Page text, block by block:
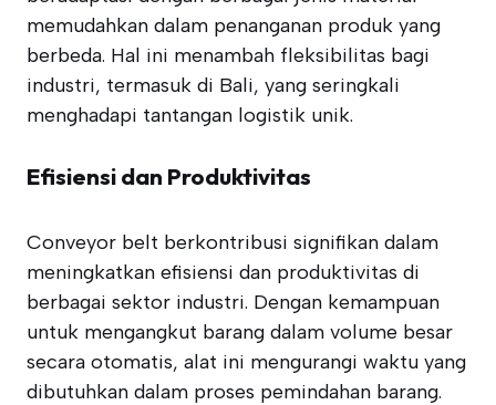
memudahkan dalam penanganan produk yang
berbeda. Hal ini menambah fleksibilitas bagi
industri, termasuk di Bali, yang seringkali
menghadapi tantangan logistik unik.
Efisiensi dan Produktivitas
Conveyor belt berkontribusi signifikan dalam
meningkatkan efisiensi dan produktivitas di
berbagai sektor industri. Dengan kemampuan
untuk mengangkut barang dalam volume besar
secara otomatis, alat ini mengurangi waktu yang
dibutuhkan dalam proses pemindahan barang.